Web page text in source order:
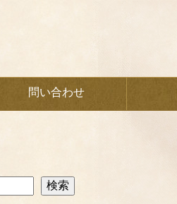
問い合わせ
検索